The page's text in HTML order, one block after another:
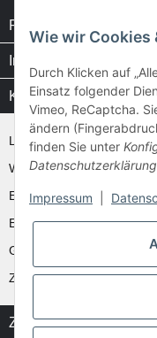
Rechtliches
Informationen
Kataloge / Videos
Layher Videos und
WAKÜ
Ernst
Euroline
Günzburger
Zarges
Zahlung & Versand
Wie wir Cookies
Durch Klicken auf
Einsatz folgender
Vimeo, ReCaptcha.
ändern
finden Sie unter
Datenschutzerklärung
Impressum